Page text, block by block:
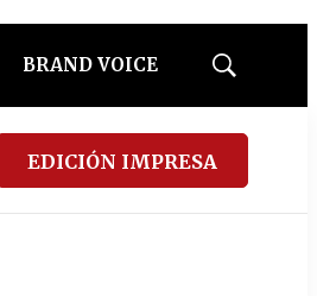
BRAND VOICE
Mostrar
EDICIÓN IMPRESA